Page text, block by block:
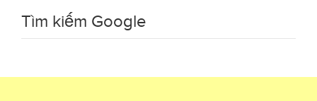
Tìm kiếm Google